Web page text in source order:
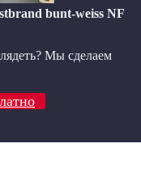
bunt-weiss NF
Мы сделаем